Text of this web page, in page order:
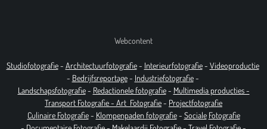
Webcontent
Studiofotografie- Architectuurfotografie- Interieurfotografie- Videoproductie
- Bedrijfsreportage- Industriefotografie-
Landschapsfotografie- Redactionele fotografie- Multimedia producties -
Transport Fotografie - Art Fotografie- Projectfotografie
Culinaire Fotografie- Klompenpaden fotografie- Sociale Fotografie